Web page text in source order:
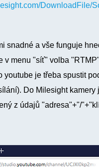
DownloadFile/
snadné a vše funguje
v menu "síť" volba
youtube je třeba spustit
Do Milesight
z údajů "adresa"+"/